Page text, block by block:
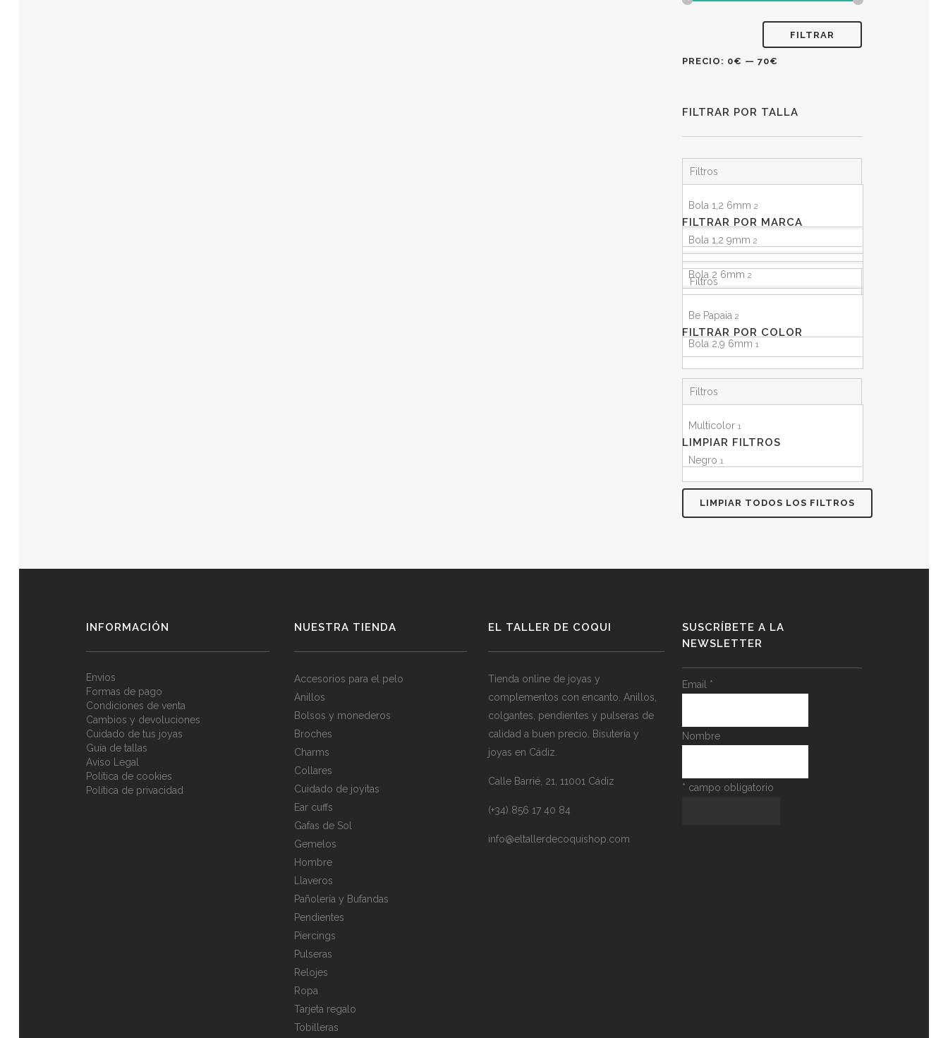
FILTRAR
PRECIO: 0€ — 70€
FILTRAR POR TALLA
Filtros
Bola 1,2 6mm 2
Bola 1,2 9mm 2
Bola 2 6mm 2
Bola 2 9mm
Bola 2,9 6mm 1
Bola 2,9 9mm1
FILTRAR POR MARCA
Filtros
Be Papaia 2
FILTRAR POR COLOR
Filtros
Multicolor 1
Negro 1
LIMPIAR FILTROS
LIMPIAR TODOS LOS FILTROS
INFORMACIÓN
Envíos
Formas de pago
Condiciones de venta
Cambios y devoluciones
Cuidado de tus joyas
Guía de tallas
Aviso Legal
Política de cookies
Política de privacidad
NUESTRA TIENDA
Accesorios para el pelo
Anillos
Bolsos y monederos
Broches
Charms
Collares
Cuidado de joyitas
Ear cuffs
Gafas de Sol
Gemelos
Hombre
Llaveros
Pañolería y Bufandas
Pendientes
Piercings
Pulseras
Relojes
Ropa
Tarjeta regalo
Tobilleras
EL TALLER DE COQUI
Tienda online de joyas y
complementos con encanto. Anillos,
colgantes, pendientes y pulseras de
calidad a buen precio. Bisutería y
joyas en Cádiz.
Calle Barrié, 21, 11001 Cádiz
(+34) 856 17 40 84
info@eltallerdecoquishop.com
SUSCRÍBETE A LA
NEWSLETTER
Email *
Nombre
* campo obligatorio